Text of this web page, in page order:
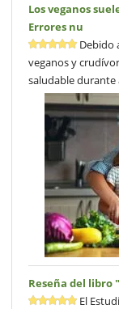
Los veganos
Errores nu
Debido
veganos y
saludable durante
Reseña del libro
El